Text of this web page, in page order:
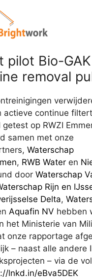
pilot Bio-
removal
actieve continue
getest op RWZI
samen met onze
Waterschap
, RWB Water en
door Waterschap
Rijn en
Delta,
Aquafin NV hebben
het Ministerie van
onze rapportage
– naast alle andere
– via de
lnkd.in/eBva5DEK